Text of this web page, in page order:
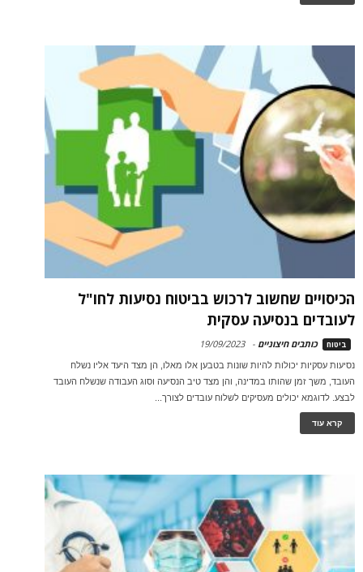
הכיסויים שחשוב לרכוש בביטוח נסיעות לחו"ל
לעובדים בנסיעה עסקית
ביטוח כותבים חיצוניים -
19/09/2023
נסיעות עסקיות יכולות להיות שונות בטבען אלו מאלו, הן מצד היעד אליו נשלח
העובד, משך זמן שהותו במדינה, והן מצד טיב הנסיעה וסוג העבודה שנשלח העובד
לבצע. לדוגמא יכולים מעסיקים לשלוח עובדים לצורך...
קרא עוד